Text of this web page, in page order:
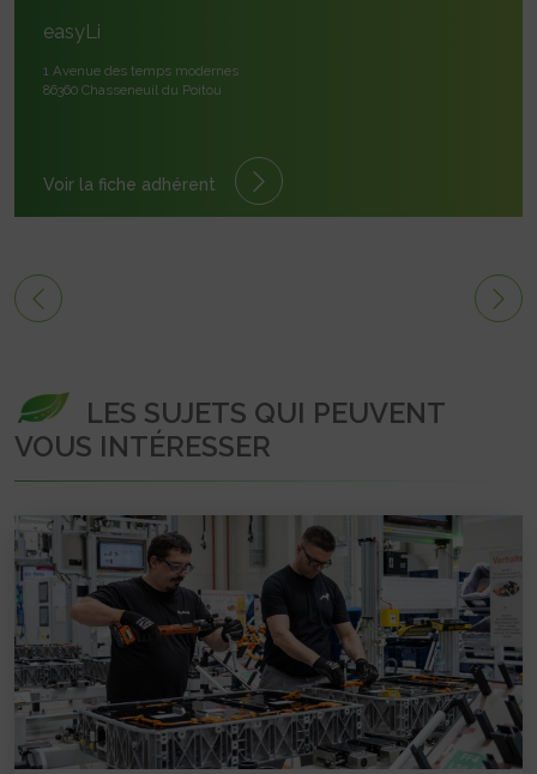
easyLi
1 Avenue des temps modernes
86360 Chasseneuil du Poitou
Voir la fiche adhérent
LES SUJETS QUI PEUVENT
VOUS INTÉRESSER